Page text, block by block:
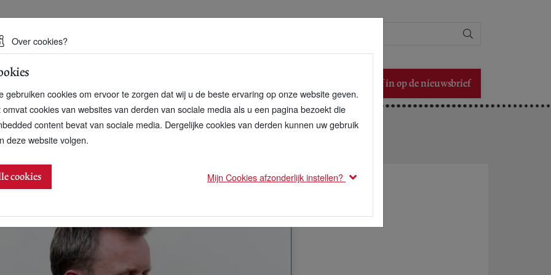
duurzame toekomst
Schrijf in op de nieuwsbrief
Jumbo-verpakkingen
Over cookies?
gebruiken cookies om ervoor te zorgen dat wij u de beste ervaring op onze website geven.
omvat cookies van websites van derden van sociale media als u een pagina bezoekt die
content bevat van sociale media. Dergelijke cookies van derden kunnen uw gebruik
deze website volgen.
cookies Mijn Cookies afzonderlijk instellen?